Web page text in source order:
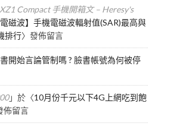
Compact 手機開箱文 – Heresy's
電磁波】手機電磁波輻射值(SAR)最高與
排行〉發佈留言
開始言論管制嗎 ? 臉書帳號為何被停
」於〈10月份千元以下4G上網吃到飽
佈留言